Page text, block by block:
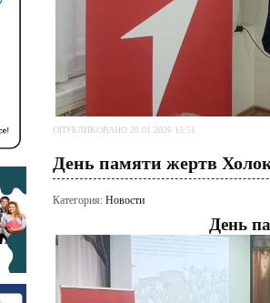
ОПУБЛИКОВАНО 28.01.2026 15:51
День памяти жертв
Категория: Новости
День